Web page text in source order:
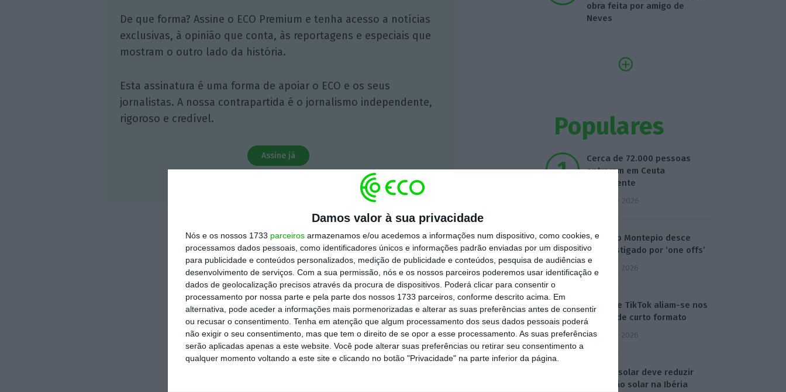
Damos valor à sua privacidade
Nós e os nossos 1733 parceiros armazenamos e/ou acedemos a informações num dispositivo, como cookies, e
processamos dados pessoais, como identificadores únicos e informações padrão enviadas por um dispositivo
para publicidade e conteúdos personalizados, medição de publicidade e conteúdos, pesquisa de audiências e
desenvolvimento de serviços. Com a sua permissão, nós e os nossos parceiros poderemos usar identificação e
dados de geolocalização precisos através da procura de dispositivos. Poderá clicar para consentir o
processamento por nossa parte e pela parte dos nossos 1733 parceiros, conforme descrito acima. Em
alternativa, pode aceder a informações mais pormenorizadas e alterar as suas preferências antes de consentir
ou recusar o consentimento. Tenha em atenção que algum processamento dos seus dados pessoais poderá
não exigir o seu consentimento, mas que tem o direito de se opor a esse processamento. As suas preferências
serão aplicadas apenas a este website. Você pode alterar suas preferências ou retirar seu consentimento a
qualquer momento voltando a este site e clicando no botão "Privacidade" na parte inferior da página.
De que forma? Assine o ECO Premium e tenha acesso a notícias
exclusivas, à opinião que conta, às reportagens e especiais que
mostram o outro lado da história.
Esta assinatura é uma forma de apoiar o ECO e os seus
jornalistas. A nossa contrapartida é o jornalismo independente,
rigoroso e credível.
Assine já
obra feita por amigo de
Neves
Populares
Cerca de 72.000 pessoas
entraram em Ceuta
ilegalmente
4 Agosto 2026
Lucro do Montepio desce
17% castigado por ‘one offs’
5 Agosto 2026
Disney e TikTok aliam-se nos
vídeos de curto formato
5 Agosto 2026
Eclipse solar deve reduzir
produção solar na Ibéria